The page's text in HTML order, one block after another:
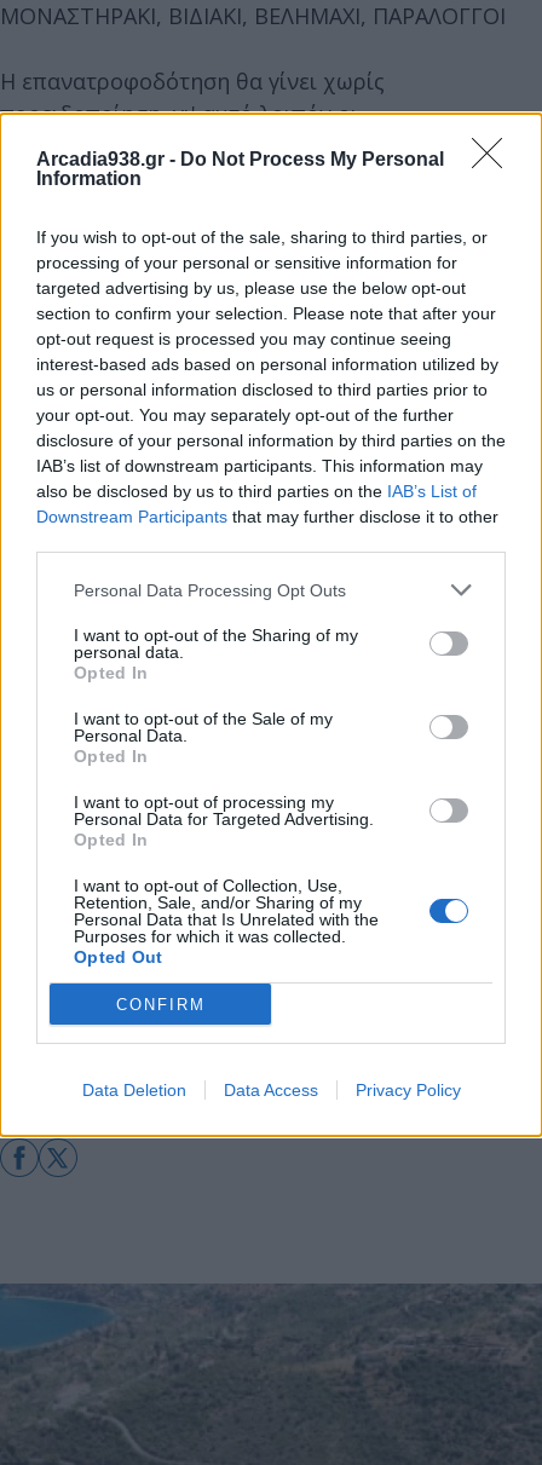
Arcadia938.gr - Do Not Process My Personal
Information
If you wish to opt-out of the sale, sharing to third parties, or
processing of your personal or sensitive information for
targeted advertising by us, please use the below opt-out
section to confirm your selection. Please note that after your
opt-out request is processed you may continue seeing
interest-based ads based on personal information utilized by
us or personal information disclosed to third parties prior to
your opt-out. You may separately opt-out of the further
disclosure of your personal information by third parties on the
IAB’s list of downstream participants. This information may
also be disclosed by us to third parties on the IAB’s List of
Downstream Participants that may further disclose it to other
Personal Data Processing Opt Outs
I want to opt-out of the Sharing of my
personal data.
Opted In
I want to opt-out of the Sale of my
Personal Data.
Opted In
I want to opt-out of processing my
Personal Data for Targeted Advertising.
Opted In
I want to opt-out of Collection, Use,
Retention, Sale, and/or Sharing of my
Personal Data that Is Unrelated with the
Purposes for which it was collected.
Opted Out
CONFIRM
Data Deletion Data Access Privacy Policy
ΜΟΝΑΣΤΗΡΑΚΙ, ΒΙΔΙΑΚΙ, ΒΕΛΗΜΑΧΙ, ΠΑΡΑΛΟΓΓΟΙ
Η επανατροφοδότηση θα γίνει χωρίς
προειδοποίηση, γι' αυτό λοιπόν οι
εγκαταστάσεις και τα δίκτυα θα πρέπει να
θεωρούνται ότι ΒΡΙΣΚΟΝΤΑΙ
Για λόγους ασφαλείας, απαγορεύεται η προσέγγιση
στους αγωγούς ή σε άλλα
στοιχεία του δικτύου, έστω και αν βρίσκονται στο
έδαφος.
Πληροφορίες στο τηλέφωνο: 27950 / 43780
Διάβασε σχετικά
Δείτε σε ποιες οδούς της Τρίπολης θα υπάρξει
διακοπή ρεύματος το πρωί του Σαββάτου
Πολύωρη διακοπή ρεύματος την Τρίτη σε
χωριά του Δήμου Τρίπολης
Συλλυπητήριο μήνυμα Ευ. Κούλη για τον
Γορτυνία: Σορό ηλικιωμένου εντόπισαν οι
πυροσβέστες μετά από πυρκαγιά σε σπίτι
Διακοπή ρεύματος στα Αρδευτικά
Βουρβούρων
Διάβασε περισσότερα
Αρκαδία